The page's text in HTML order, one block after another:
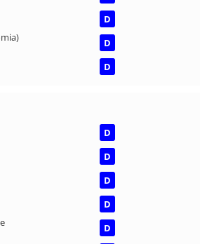
D
D
D
D
D
D
D
D